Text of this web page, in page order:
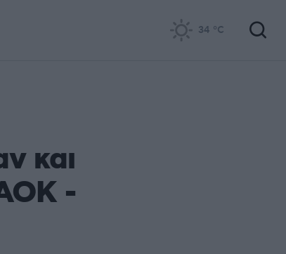
34 °C
και
-